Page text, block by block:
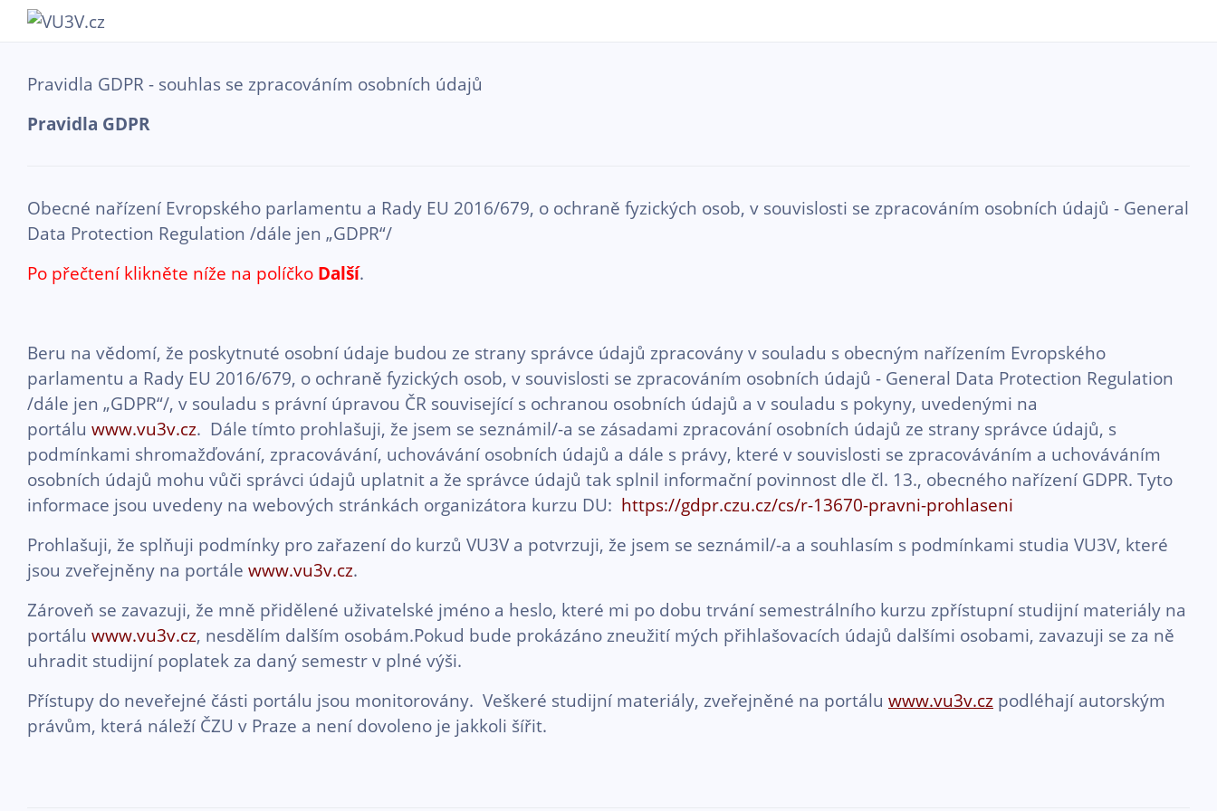
Přejít k hlavnímu obsahu
Pravidla GDPR - souhlas se zpracováním osobních údajů
Pravidla GDPR
Obecné nařízení Evropského parlamentu a Rady EU 2016/679, o ochraně fyzických osob, v souvislosti se zpracováním osobních údajů - General
Data Protection Regulation /dále jen „GDPR“/
Po přečtení klikněte níže na políčko Další.
Beru na vědomí, že poskytnuté osobní údaje budou ze strany správce údajů zpracovány v souladu s obecným nařízením Evropského
parlamentu a Rady EU 2016/679, o ochraně fyzických osob, v souvislosti se zpracováním osobních údajů - General Data Protection Regulation
/dále jen „GDPR“/, v souladu s právní úpravou ČR související s ochranou osobních údajů a v souladu s pokyny, uvedenými na
portálu www.vu3v.cz. Dále tímto prohlašuji, že jsem se seznámil/-a se zásadami zpracování osobních údajů ze strany správce údajů, s
podmínkami shromažďování, zpracovávání, uchovávání osobních údajů a dále s právy, které v souvislosti se zpracováváním a uchováváním
osobních údajů mohu vůči správci údajů uplatnit a že správce údajů tak splnil informační povinnost dle čl. 13., obecného nařízení GDPR. Tyto
informace jsou uvedeny na webových stránkách organizátora kurzu DU: https://gdpr.czu.cz/cs/r-13670-pravni-prohlaseni
Prohlašuji, že splňuji podmínky pro zařazení do kurzů VU3V a potvrzuji, že jsem se seznámil/-a a souhlasím s podmínkami studia VU3V, které
jsou zveřejněny na portále www.vu3v.cz.
Zároveň se zavazuji, že mně přidělené uživatelské jméno a heslo, které mi po dobu trvání semestrálního kurzu zpřístupní studijní materiály na
portálu www.vu3v.cz, nesdělím dalším osobám.Pokud bude prokázáno zneužití mých přihlašovacích údajů dalšími osobami, zavazuji se za ně
uhradit studijní poplatek za daný semestr v plné výši.
Přístupy do neveřejné části portálu jsou monitorovány. Veškeré studijní materiály, zveřejněné na portálu www.vu3v.cz podléhají autorským
právům, která náleží ČZU v Praze a není dovoleno je jakkoli šířit.